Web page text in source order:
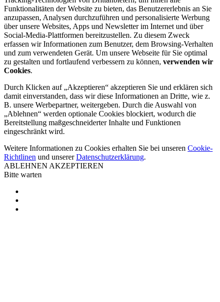
Funktionalitäten der Website zu bieten, das Benutzererlebnis an Sie
anzupassen, Analysen durchzuführen und personalisierte Werbung
über unsere Websites, Apps und Newsletter im Internet und über
Social-Media-Plattformen bereitzustellen. Zu diesem Zweck
erfassen wir Informationen zum Benutzer, dem Browsing-Verhalten
und zum verwendeten Gerät. Um unsere Webseite für Sie optimal
zu gestalten und fortlaufend verbessern zu können, verwenden wir
Cookies.
Durch Klicken auf „Akzeptieren“ akzeptieren Sie und erklären sich
damit einverstanden, dass wir diese Informationen an Dritte, wie z.
B. unsere Werbepartner, weitergeben. Durch die Auswahl von
„Ablehnen“ werden optionale Cookies blockiert, wodurch die
Bereitstellung maßgeschneiderter Inhalte und Funktionen
eingeschränkt wird.
Weitere Informationen zu Cookies erhalten Sie bei unseren Cookie-
Richtlinen und unsererDatenschutzerklärung.
ABLEHNEN AKZEPTIEREN
Bitte warten